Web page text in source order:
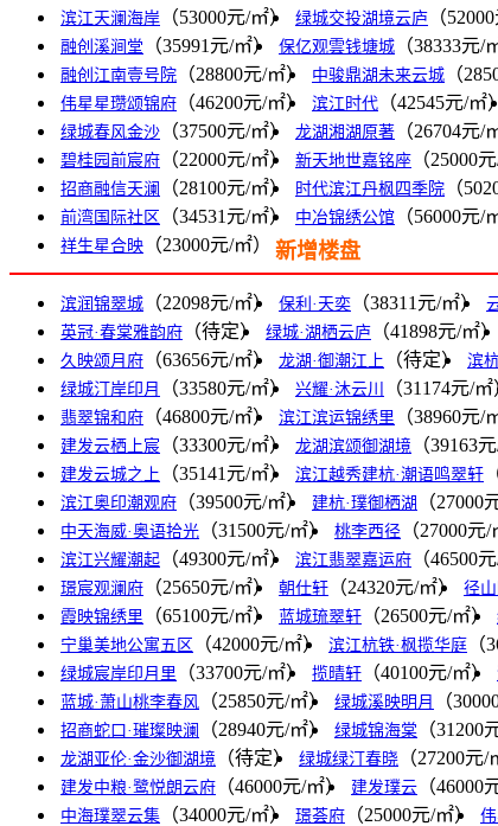
滨江天澜海岸 （53000元/㎡） 绿城交投湖境云庐 （
融创溪涧堂 （35991元/㎡） 保亿观雲钱塘城 （38333元/
融创江南壹号院 （28800元/㎡） 中骏鼎湖未来云城 （
伟星星瓒颂锦府 （46200元/㎡） 滨江时代 （42545元/㎡）
绿城春风金沙 （37500元/㎡） 龙湖湘湖原著 （26704元/
碧桂园前宸府 （22000元/㎡） 新天地世嘉铭座 （25000
招商融信天澜 （28100元/㎡） 时代滨江丹枫四季院 （
前湾国际社区 （34531元/㎡） 中冶锦绣公馆 （56000元/
祥生星合映 （23000元/㎡） 新增楼盘
滨润锦翠城 （22098元/㎡） 保利·天奕 （38311元/㎡）
英冠·春棠雅韵府 （待定） 绿城·湖栖云庐 （41898元/㎡）
久映颂月府 （63656元/㎡） 龙湖·御潮江上 （待定） 滨
绿城汀岸印月 （33580元/㎡） 兴耀·沐云川 （31174元/㎡
翡翠锦和府 （46800元/㎡） 滨江滨运锦绣里 （38960元/
建发云栖上宸 （33300元/㎡） 龙湖滨颂御湖境 （39163
建发云城之上 （35141元/㎡） 滨江越秀建杭·潮语鸣翠轩
滨江奥印潮观府 （39500元/㎡） 建杭·璞御栖湖 （27000
中天海威·奥语拾光 （31500元/㎡） 桃李西径 （27000元/
滨江兴耀潮起 （49300元/㎡） 滨江翡翠嘉运府 （46500
璟宸观澜府 （25650元/㎡） 朝仕轩 （24320元/㎡） 径
霞映锦绣里 （65100元/㎡） 蓝城琉翠轩 （26500元/㎡）
宁巢美地公寓五区 （42000元/㎡） 滨江杭铁·枫揽华庭 （
绿城宸岸印月里 （33700元/㎡） 揽晴轩 （40100元/㎡）
蓝城·萧山桃李春风 （25850元/㎡） 绿城溪映明月 （
招商蛇口·璀璨映澜 （28940元/㎡） 绿城锦海棠 （31200
龙湖亚伦·金沙御湖境 （待定） 绿城绿汀春晓 （27200元/
建发中粮·鹭悦朗云府 （46000元/㎡） 建发璞云 （46000
中海璞翠云集 （34000元/㎡） 璟荟府 （25000元/㎡）